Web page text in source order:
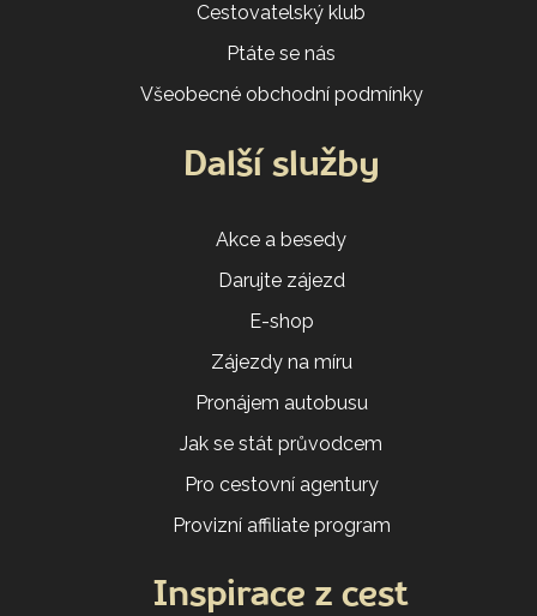
Cestovatelský klub
Ptáte se nás
Všeobecné obchodní podmínky
Další služby
Akce a besedy
Darujte zájezd
E-shop
Zájezdy na míru
Pronájem autobusu
Jak se stát průvodcem
Pro cestovní agentury
Provizní affiliate program
Inspirace z cest